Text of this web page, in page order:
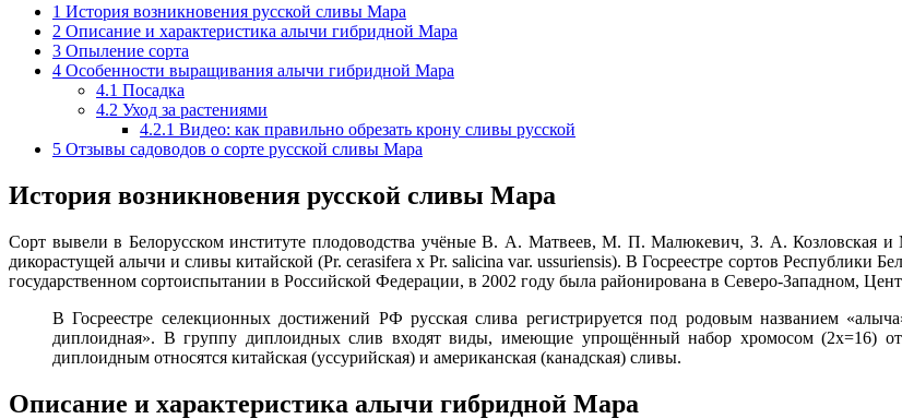
1 История возникновения русской сливы Мара
2 Описание и характеристика алычи гибридной Мара
3 Опыление сорта
4 Особенности выращивания алычи гибридной Мара
4.1 Посадка
4.2 Уход за растениями
4.2.1 Видео: как правильно обрезать крону сливы русской
5 Отзывы садоводов о сорте русской сливы Мара
История возникновения русской сливы Мара
Сорт вывели в Белорусском институте плодоводства учёные В. А. Матвеев, М. П. Малюкевич, З. А. Козловская
дикорастущей алычи и сливы китайской (Pr. cerasifera x Pr. salicina var. ussuriensis). В Госреестре сортов Республики
государственном сортоиспытании в Российской Федерации, в 2002 году была районирована в Северо-Западном,
В Госреестре селекционных достижений РФ русская слива регистрируется под родовым названием
диплоидная». В группу диплоидных слив входят виды, имеющие упрощённый набор хромосом (2х=16)
диплоидным относятся китайская (уссурийская) и американская (канадская) сливы.
Описание и характеристика алычи гибридной Мара